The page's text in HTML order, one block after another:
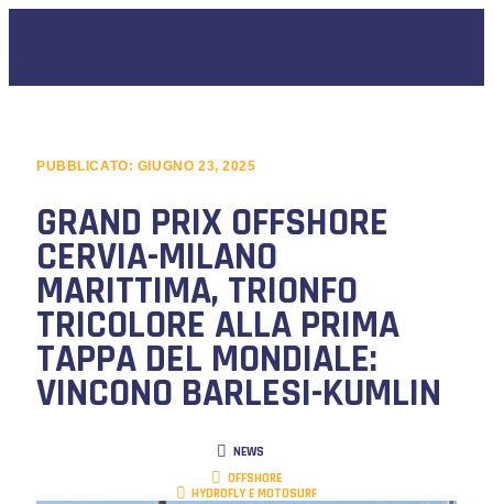
PUBBLICATO: GIUGNO 23, 2025
GRAND PRIX OFFSHORE
CERVIA-MILANO
MARITTIMA, TRIONFO
TRICOLORE ALLA PRIMA
TAPPA DEL MONDIALE:
VINCONO BARLESI-KUMLIN
NEWS
OFFSHORE
HYDROFLY E MOTOSURF